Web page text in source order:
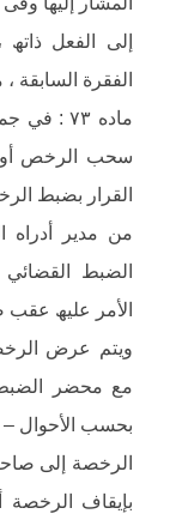
إلى الفعل
الفقرة السابقة
ماده ٧٣ :
سحب الرخص أو
القرار بضبط
من مدیر أدراه
الضبط
الأمر علیھ عقب
ویتم عرض
مع محضر
بحسب الأحوال –
الرخصة إلى
بإیقاف الرخصة